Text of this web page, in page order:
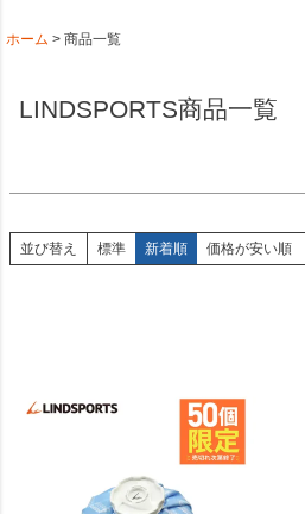
ホーム 商品一覧
LINDSPORTS商品一覧
商品番号
検索
並び替え 標準 新着順 価格が安い順